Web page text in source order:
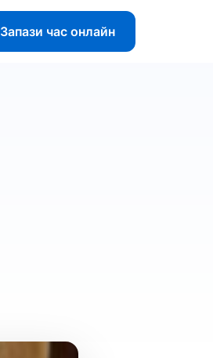
Запази час онлайн